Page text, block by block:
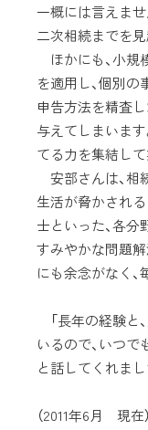
一概には言えませ
二次相続までを
ほかにも、小規
を適用し、個別の
申告方法を精査
与えてしまいま
てる力を集結し
安部さんは、相
生活が脅かされ
士といった、各分
すみやかな問題
にも余念がなく、
「長年の経験と
いるので、いつ
と話してくれまし
（2011年6月 現在）